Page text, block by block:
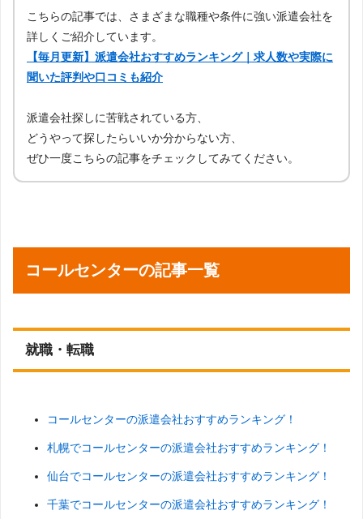
こちらの記事では、さまざまな職種や条件に強い派遣会社を
詳しくご紹介しています。
【毎月更新】派遣会社おすすめランキング｜求人数や実際に
聞いた評判や口コミも紹介
派遣会社探しに苦戦されている方、
どうやって探したらいいか分からない方、
ぜひ一度こちらの記事をチェックしてみてください。
コールセンターの記事一覧
就職・転職
コールセンターの派遣会社おすすめランキング！
札幌でコールセンターの派遣会社おすすめランキング！
仙台でコールセンターの派遣会社おすすめランキング！
千葉でコールセンターの派遣会社おすすめランキング！